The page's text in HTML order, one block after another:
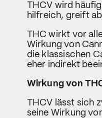
THCV wird
hilfreich, greift
THC wirkt vor
Wirkung von
die klassischen
eher indirekt
Wirkung von
THCV lässt sich
seine Wirkung